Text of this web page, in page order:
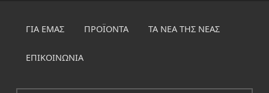
ΓΙΑ ΕΜΆΣ ΠΡΟΪΌΝΤΑ ΤΑ ΝΈΑ ΤΗΣ ΝΈΑΣ
ΕΠΙΚΟΙΝΩΝΊΑ
Αναζήτηση για: